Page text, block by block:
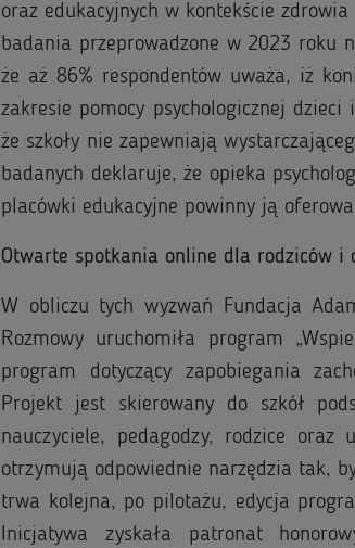
oraz edukacyjnych w kontekście
badania przeprowadzone w 2023 roku
że aż 86% respondentów uważa, iż
zakresie pomocy psychologicznej
że szkoły nie zapewniają
badanych deklaruje, że opieka
placówki edukacyjne powinny ją
Otwarte spotkania online dla rodziców i
W obliczu tych wyzwań Fundacja
Rozmowy uruchomiła program
program dotyczący zapobiegania
Projekt jest skierowany do szkół
nauczyciele, pedagodzy, rodzice
otrzymują odpowiednie narzędzia tak,
trwa kolejna, po pilotażu, edycja
Inicjatywa zyskała patronat